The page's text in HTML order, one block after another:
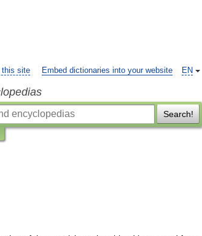
EN
this site Embed dictionaries into your website
Search!